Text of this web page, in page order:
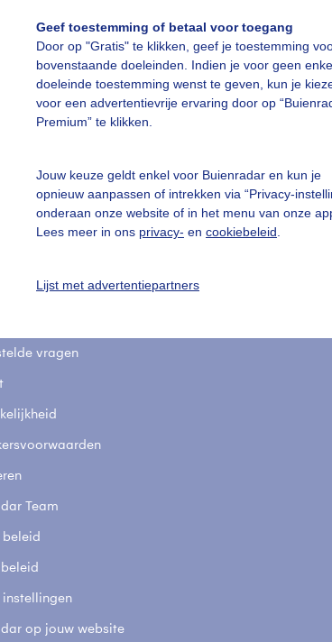
Geef toestemming of betaal voor toegang
Door op "Gratis" te klikken, geef je toestemming
bovenstaande doeleinden. Indien je voor geen
doeleinde toestemming wenst te geven, kun je
voor een advertentievrije ervaring door op
Premium” te klikken.
Jouw keuze geldt enkel voor Buienradar en kun je
opnieuw aanpassen of intrekken via “Privacy-
onderaan onze website of in het menu van onze
Lees meer in ons privacy- en cookiebeleid
Lijst met advertentiepartners
slideshow
Een
vragen
Team
beleid
instellingen
op jouw website